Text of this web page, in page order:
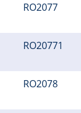
RO2077
RO20771
RO2078